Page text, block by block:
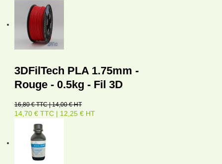
3DFilTech PLA 1.75mm -
Rouge - 0.5kg - Fil 3D
16,80 € TTC | 14,00 € HT
14,70 € TTC | 12,25 € HT